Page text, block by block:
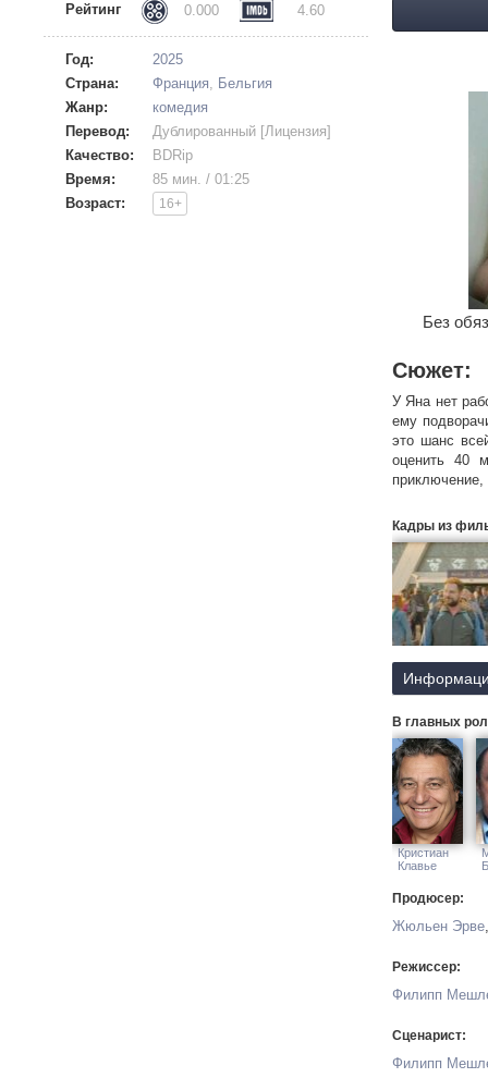
Рейтинг 0.000 4.60
Год:
2025
Страна:
Франция, Бельгия
Жанр:
комедия
Перевод:
Дублированный [Лицензия]
Качество:
BDRip
Время:
85 мин. / 01:25
Возраст:
16+
Без
Сюжет:
У Яна нет
ему
это шанс
оценить 40
придется
Кадры из
В главных
Кристиан
Клавье
Продюсер:
Жюльен Эрве
Режиссер:
Филипп
Сценарист:
Филипп